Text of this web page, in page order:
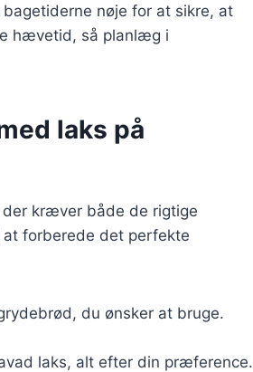
nøje for at sikre, at
hævetid, så planlæg i
laks på
kræver både de rigtige
forberede det perfekte
du ønsker at bruge.
laks, alt efter din præference.